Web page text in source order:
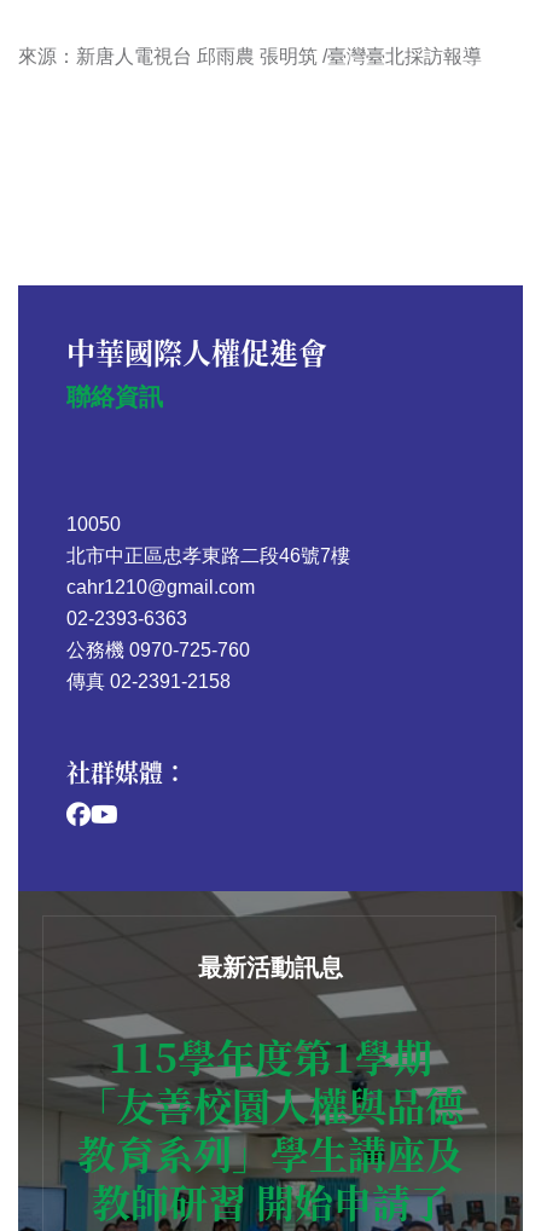
來源： 新唐人電視台 邱雨農 張明筑 /臺灣臺北採訪報導
中華國際人權促進會
聯絡資訊
10050
北市中正區忠孝東路二段46號7樓
cahr1210@gmail.com
02-2393-6363
公務機 0970-725-760
傳真 02-2391-2158
社群媒體：
最新活動訊息
115學年度第1學期
「友善校園人權與品德
教育系列」學生講座及
教師研習 開始申請了